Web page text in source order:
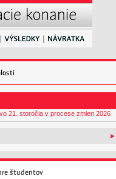
21. storočia v procese zmien 2026
►
študentov